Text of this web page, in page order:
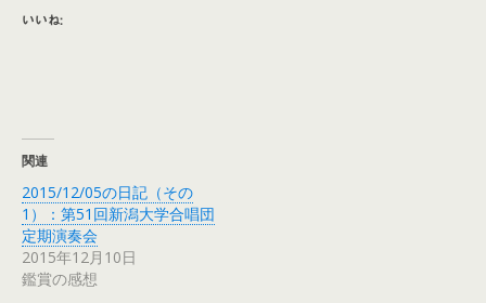
いいね:
関連
2015/12/05の日記（その
1）：第51回新潟大学合唱団
定期演奏会
2015年12月10日
鑑賞の感想